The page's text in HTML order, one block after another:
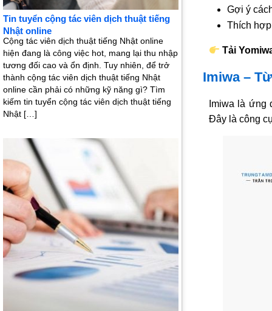
Gợi ý
Thích
Tải
Imiwa –
Imiwa là ứng
Đây là công
Tin tuyển cộng tác viên dịch thuật tiếng
Nhật online
Cộng tác viên dịch thuật tiếng Nhật online
hiện đang là công việc hot, mang lại thu nhập
tương đối cao và ổn định. Tuy nhiên, để trở
thành cộng tác viên dịch thuật tiếng Nhật
online cần phải có những kỹ năng gì? Tìm
kiếm tin tuyển cộng tác viên dịch thuật tiếng
Nhật […]